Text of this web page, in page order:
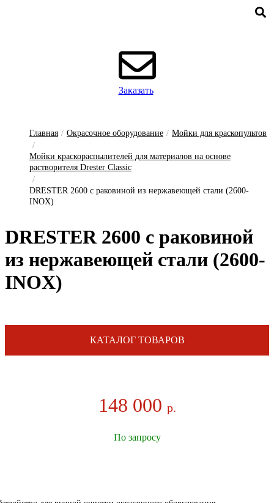
Заказать
Главная / Окрасочное оборудование / Мойки для краскопультов
/
Мойки краскораспылителей для материалов на основе
растворителя Drester Classic
/
DRESTER 2600 с раковиной из нержавеющей стали (2600-
INOX)
DRESTER 2600 с ра­ко­ви­ной
из нер­жа­ве­ю­щей ста­ли (2600-
INOX)
КАТАЛОГ ТОВАРОВ
148 000 р.
По запросу